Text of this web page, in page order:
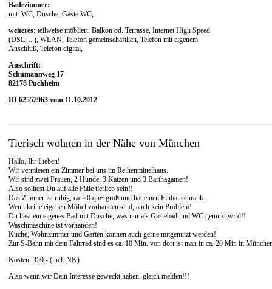
Badezimmer:
mit: WC, Dusche, Gäste WC,
weiteres: teilweise möbliert, Balkon od. Terrasse, Internet High Speed
(DSL, ...), WLAN, Telefon gemeinschaftlich, Telefon mit eigenem
Anschluß, Telefon digital,
Anschrift:
Schumannweg 17
82178 Puchheim
ID 62552963 vom 11.10.2012
Tierisch wohnen in der Nähe von München
Hallo, Ihr Lieben!
Wir vermieten ein Zimmer bei uns im Reihenmittelhaus.
Wir sind zwei Frauen, 2 Hunde, 3 Katzen und 3 Barthagamen!
Also solltest Du auf alle Fälle tierlieb sein!!
Das Zimmer ist ruhig, ca. 20 qm² groß und hat einen Einbauschrank.
Wenn keine eigenen Möbel vorhanden sind, auch kein Problem!
Du hast ein eigenes Bad mit Dusche, was nur als Gästebad und WC genutzt wird!!
Waschmaschine ist vorhanden!
Küche, Wohnzimmer und Garten können auch gerne mitgenutzt werden!
Zur S-Bahn mit dem Fahrrad sind es ca. 10 Min. von dort ist man in ca. 20 Min in
Kosten: 350.- (incl. NK)
Also wenn wir Dein Interesse geweckt haben, gleich melden!!!